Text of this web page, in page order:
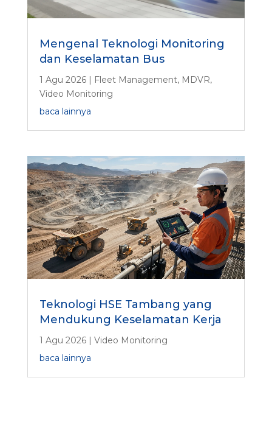
Mengenal Teknologi Monitoring
dan Keselamatan Bus
1 Agu 2026| Fleet Management, MDVR,
Video Monitoring
baca lainnya
Teknologi HSE Tambang yang
Mendukung Keselamatan Kerja
1 Agu 2026| Video Monitoring
baca lainnya